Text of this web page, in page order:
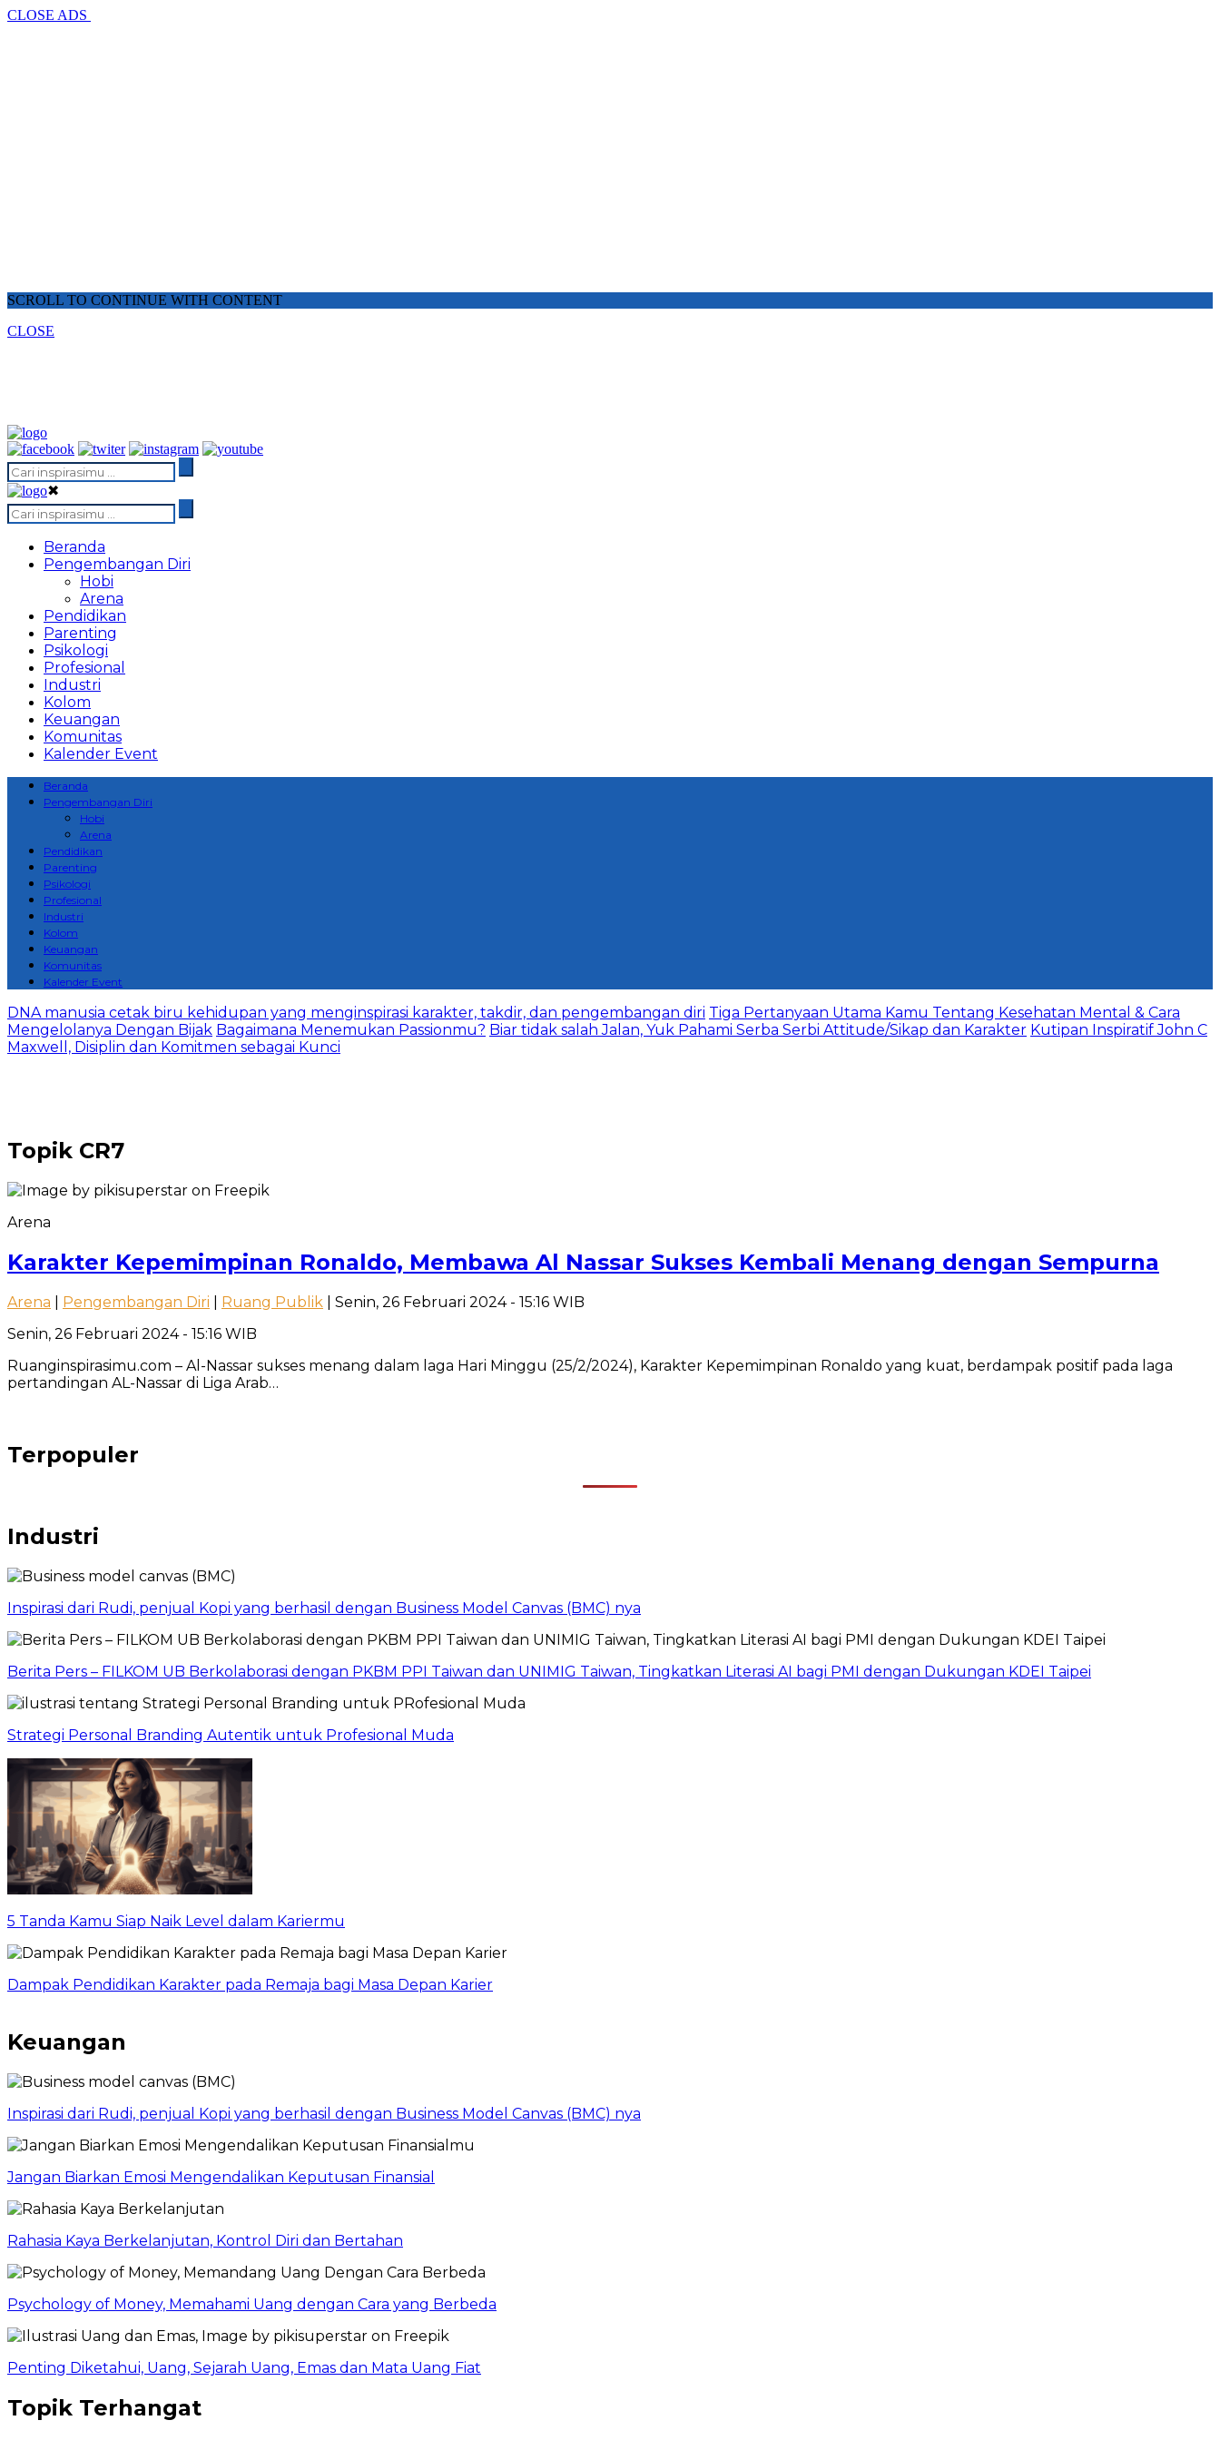
CLOSE ADS
SCROLL TO CONTINUE WITH CONTENT
CLOSE
✖
Beranda
Pengembangan Diri
Hobi
Arena
Pendidikan
Parenting
Psikologi
Profesional
Industri
Kolom
Keuangan
Komunitas
Kalender Event
Beranda
Pengembangan Diri
Hobi
Arena
Pendidikan
Parenting
Psikologi
Profesional
Industri
Kolom
Keuangan
Komunitas
Kalender Event
DNA manusia cetak biru kehidupan yang menginspirasi karakter, takdir, dan pengembangan diri Tiga Pertanyaan Utama Kamu Tentang Kesehatan Mental & Cara
Mengelolanya Dengan Bijak Bagaimana Menemukan Passionmu? Biar tidak salah Jalan, Yuk Pahami Serba Serbi Attitude/Sikap dan Karakter Kutipan Inspiratif John C
Maxwell, Disiplin dan Komitmen sebagai Kunci
Topik CR7
Arena
Karakter Kepemimpinan Ronaldo, Membawa Al Nassar Sukses Kembali Menang dengan Sempurna
Arena Pengembangan Diri Ruang Publik | Senin, 26 Februari 2024 - 15:16 WIB
Senin, 26 Februari 2024 - 15:16 WIB
Ruanginspirasimu.com – Al-Nassar sukses menang dalam laga Hari Minggu (25/2/2024), Karakter Kepemimpinan Ronaldo yang kuat, berdampak positif pada laga
pertandingan AL-Nassar di Liga Arab…
Terpopuler
Industri
Inspirasi dari Rudi, penjual Kopi yang berhasil dengan Business Model Canvas (BMC) nya
Berita Pers – FILKOM UB Berkolaborasi dengan PKBM PPI Taiwan dan UNIMIG Taiwan, Tingkatkan Literasi AI bagi PMI dengan Dukungan KDEI Taipei
Strategi Personal Branding Autentik untuk Profesional Muda
5 Tanda Kamu Siap Naik Level dalam Kariermu
Dampak Pendidikan Karakter pada Remaja bagi Masa Depan Karier
Keuangan
Inspirasi dari Rudi, penjual Kopi yang berhasil dengan Business Model Canvas (BMC) nya
Jangan Biarkan Emosi Mengendalikan Keputusan Finansial
Rahasia Kaya Berkelanjutan, Kontrol Diri dan Bertahan
Psychology of Money, Memahami Uang dengan Cara yang Berbeda
Penting Diketahui, Uang, Sejarah Uang, Emas dan Mata Uang Fiat
Topik Terhangat